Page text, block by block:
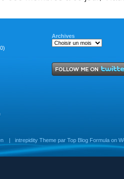
Archives
| intrepidity Theme par Top Blog Formula on